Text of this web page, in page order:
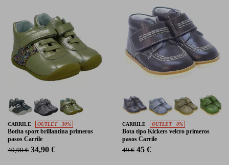
CARRILE OUTLET - 30%
Botita sport brillantina primeros
pasos Carrile
49,90 € 34,90 €
CARRILE OUTLET - 8%
Bota tipo Kickers velcro primeros
pasos Carrile
49 € 45 €